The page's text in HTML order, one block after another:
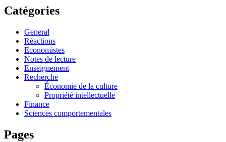
Catégories
General
Réactions
Economistes
Notes de lecture
Enseignement
Recherche
Économie de la culture
Propriété intellectuelle
Finance
Sciences comportementales
Pages